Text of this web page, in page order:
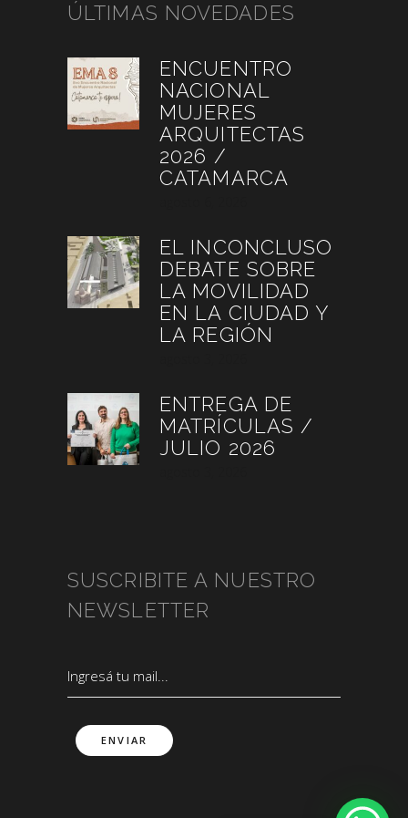
ÚLTIMAS NOVEDADES
ENCUENTRO
NACIONAL
MUJERES
ARQUITECTAS
2026 /
CATAMARCA
EL INCONCLUSO
DEBATE SOBRE
LA MOVILIDAD
EN LA CIUDAD Y
LA REGIÓN
ENTREGA DE
MATRÍCULAS /
JULIO 2026
SUSCRIBITE A NUESTRO
NEWSLETTER